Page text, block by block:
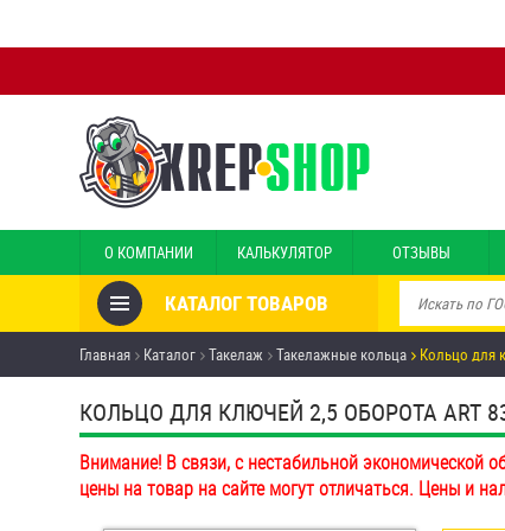
О КОМПАНИИ КАЛЬКУЛЯТОР ОТЗЫВЫ
КАТАЛОГ ТОВАРОВ
Товары со скидкой
Анкеры
Антивандальный крепёж,
инструмент
Болты и винты
Главная Каталог Такелаж Такелажные кольца Кольцо для
КОЛЬЦО ДЛЯ КЛЮЧЕЙ 2,5 ОБОРОТА ART
Внимание! В связи, с нестабильной экономической
цены на товар на сайте могут отличаться. Цены и